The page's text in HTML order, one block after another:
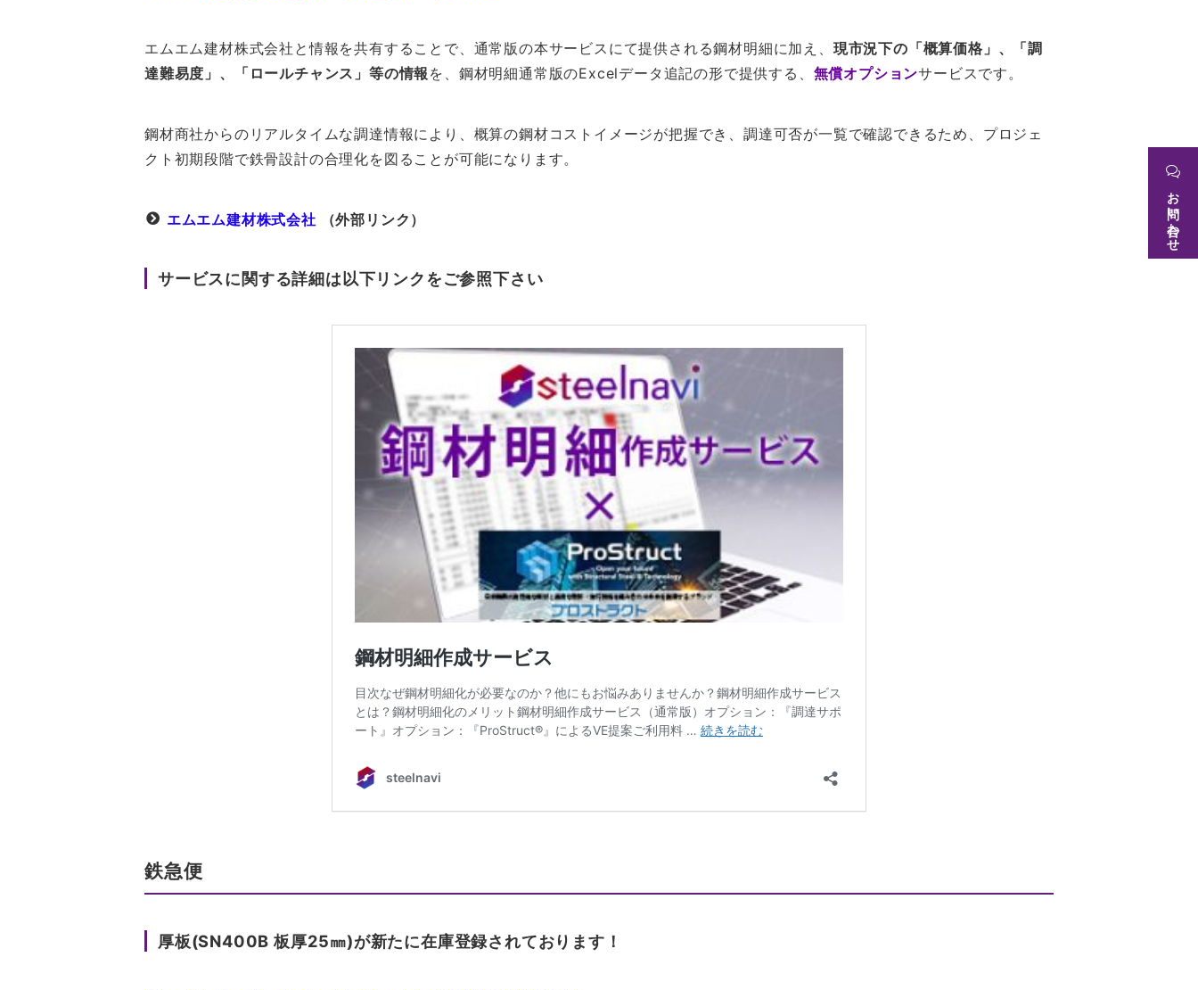
エムエム建材株式会社と情報を共有することで、通常版の本サービスにて提供される鋼材明細に加え、 現市況下の「概算価格」、「調
達難易度」、「ロールチャンス」等の情報 を、鋼材明細通常版のExcelデータ追記の形で提供する、 無償オプションサービスです。
鋼材商社からのリアルタイムな調達情報により、概算の鋼材コストイメージが把握でき、調達可否が一覧で確認できるため、プロジェ
クト初期段階で鉄骨設計の合理化を図ることが可能になります。
エムエム建材株式会社 （外部リンク）
サービスに関する詳細は以下リンクをご参照下さい
鉄急便
厚板(SN400B 板厚25㎜)が新たに在庫登録されております！
お問い合わせ